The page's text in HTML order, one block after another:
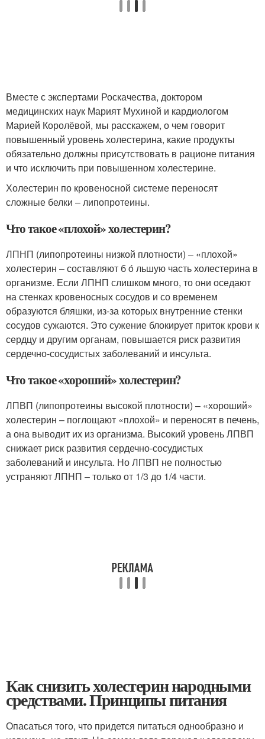
Вместе с экспертами Роскачества, доктором
медицинских наук Марият Мухиной и кардиологом
Марией Королёвой, мы расскажем, о чем говорит
повышенный уровень холестерина, какие продукты
обязательно должны присутствовать в рационе питания
и что исключить при повышенном холестерине.
Холестерин по кровеносной системе переносят
сложные белки – липопротеины.
Что такое «плохой» холестерин?
ЛПНП (липопротеины низкой плотности) – «плохой»
холестерин – составляют б ó льшую часть холестерина в
организме. Если ЛПНП слишком много, то они оседают
на стенках кровеносных сосудов и со временем
образуются бляшки, из-за которых внутренние стенки
сосудов сужаются. Это сужение блокирует приток крови к
сердцу и другим органам, повышается риск развития
сердечно-сосудистых заболеваний и инсульта.
Что такое «хороший» холестерин?
ЛПВП (липопротеины высокой плотности) – «хороший»
холестерин – поглощают «плохой» и переносят в печень,
а она выводит их из организма. Высокий уровень ЛПВП
снижает риск развития сердечно-сосудистых
заболеваний и инсульта. Но ЛПВП не полностью
устраняют ЛПНП – только от 1/3 до 1/4 части.
Как снизить холестерин народными
средствами. Принципы питания
Опасаться того, что придется питаться однообразно и